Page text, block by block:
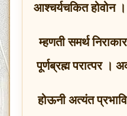
आश्चर्यचकित होवोन
म्हणती समर्थ
पूर्णब्रह्म परात्पर ।
होऊनी अत्यंत